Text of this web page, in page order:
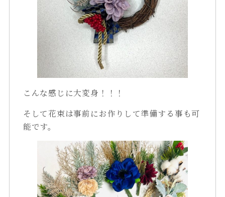
こんな感じに大変身！！！
そして花束は事前にお作りして準備する事も可
能です。